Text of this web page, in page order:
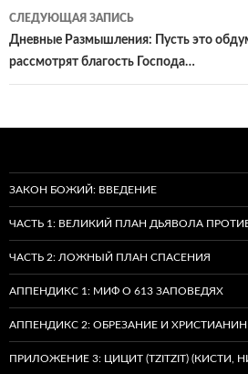
СЛЕДУЮЩАЯ ЗАПИСЬ
Дневные Размышления: Пусть это
рассмотрят благость Господа…
ЗАКОН БОЖИЙ: ВВЕДЕНИЕ
ЧАСТЬ 1: ВЕЛИКИЙ ПЛАН ДЬЯВОЛА
ЧАСТЬ 2: ЛОЖНЫЙ ПЛАН СПАСЕНИЯ
АППЕНДИКС 1: МИФ О 613 ЗАПОВЕДЯХ
АППЕНДИКС 2: ОБРЕЗАНИЕ И ХРИСТИАНИН
ПРИЛОЖЕНИЕ 3: ЦИЦИТ (TZITZIT) (КИСТИ,